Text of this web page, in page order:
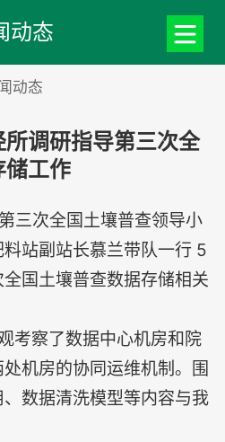
动态
动态
调研指导第三次全
储工作
三次全国土壤普查领导小
站副站长慕兰带队一行 5
国土壤普查数据存储相关
察了数据中心机房和院
机房的协同运维机制。围
数据清洗模型等内容与我